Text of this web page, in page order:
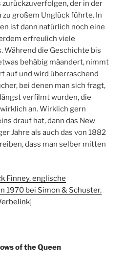
der in der
zu großem Unglück führte. In
ist dann natürlich noch eine
erfreulich viele
Während die Geschichte bis
behäbig mäandert, nimmt
auf und wird überraschend
bei denen man sich fragt,
verfilmt wurden, die
an. Wirklich gern
drauf hat, dann das New
Jahre als auch das von 1882
dass man selber mitten
Finney, englische
1970 bei Simon & Schuster,
of the Queen